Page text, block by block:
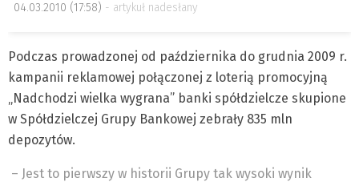
04.03.2010 (17:58) artykuł nadesłany
Podczas prowadzonej od października do grudnia 2009 r.
kampanii reklamowej połączonej z loterią promocyjną
„Nadchodzi wielka wygrana” banki spółdzielcze skupione
w Spółdzielczej Grupy Bankowej zebrały 835 mln
depozytów.
– Jest to pierwszy w historii Grupy tak wysoki wynik